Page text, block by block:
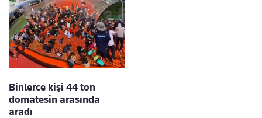
Binlerce kişi 44 ton
domatesin arasında
aradı